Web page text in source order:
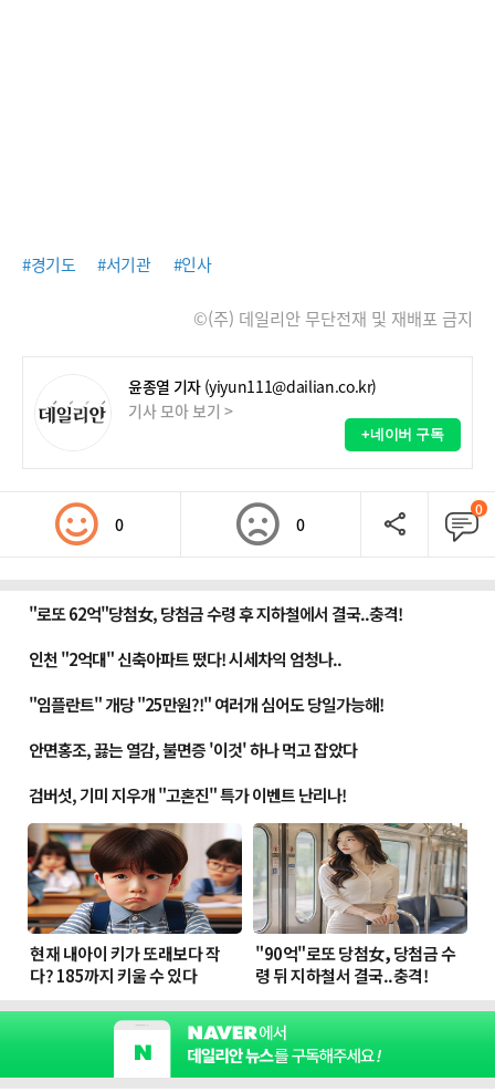
#경기도 #서기관 #인사
©(주) 데일리안 무단전재 및 재배포 금지
윤종열 기자 (yiyun111@dailian.co.kr)
기사 모아 보기 >
+네이버 구독
0 0
0